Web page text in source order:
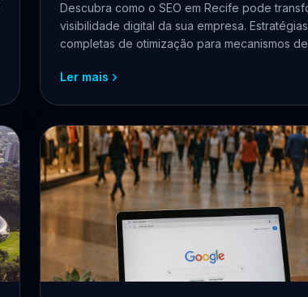
Descubra como o SEO em Recife pode
visibilidade digital da sua empresa. Estratégias
completas de otimização para mecanismos
pernambucanos.
Ler mais